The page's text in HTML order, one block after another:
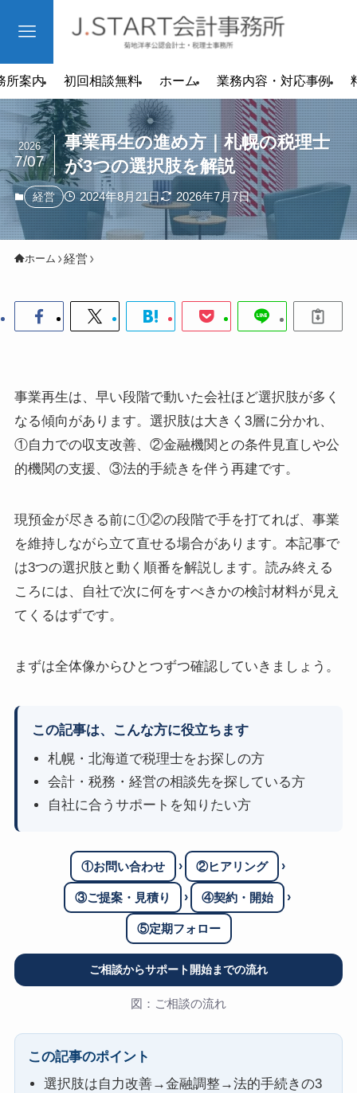
所案内 初回相談無料 ホーム 業務内容・対応事例
事業再生の進め方｜札幌の税理士
が3つの選択肢を解説
2026
7/07
経営 2024年8月21日 2026年7月7日
ホーム 経営
事業再生は、早い段階で動いた会社ほど選択肢が多く
なる傾向があります。選択肢は大きく3層に分かれ、
①自力での収支改善、②金融機関との条件見直しや公
的機関の支援、③法的手続きを伴う再建です。
現預金が尽きる前に①②の段階で手を打てれば、事業
を維持しながら立て直せる場合があります。本記事で
は3つの選択肢と動く順番を解説します。読み終える
ころには、自社で次に何をすべきかの検討材料が見え
てくるはずです。
まずは全体像からひとつずつ確認していきましょう。
この記事は、こんな方に役立ちます
札幌・北海道で税理士をお探しの方
会計・税務・経営の相談先を探している方
自社に合うサポートを知りたい方
①お問い合わせ › ②ヒアリング ›
③ご提案・見積り › ④契約・開始 ›
⑤定期フォロー
ご相談からサポート開始までの流れ
図：ご相談の流れ
この記事のポイント
選択肢は自力改善→金融調整→法的手続きの3